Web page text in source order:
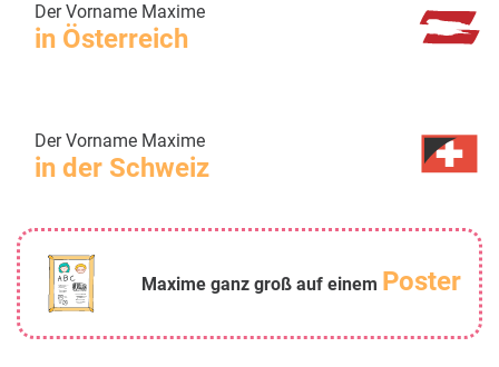
Der Vorname Maxime
in Österreich
Der Vorname Maxime
in der Schweiz
Maxime ganz groß auf einem Poster